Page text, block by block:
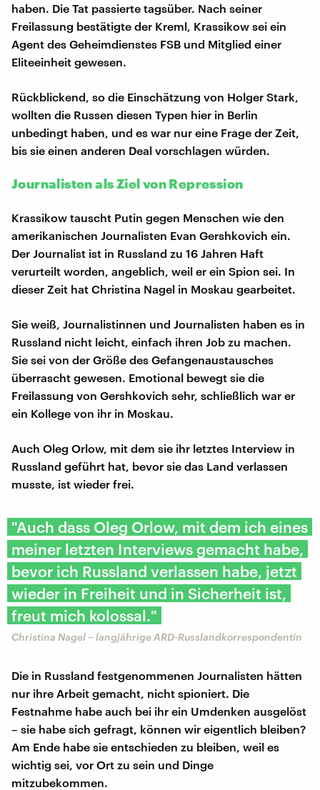
haben. Die Tat passierte tagsüber. Nach seiner
Freilassung bestätigte der Kreml, Krassikow sei ein
Agent des Geheimdienstes FSB und Mitglied einer
Eliteeinheit gewesen.
Rückblickend, so die Einschätzung von Holger Stark,
wollten die Russen diesen Typen hier in Berlin
unbedingt haben, und es war nur eine Frage der Zeit,
bis sie einen anderen Deal vorschlagen würden.
Journalisten als Ziel von Repression
Krassikow tauscht Putin gegen Menschen wie den
amerikanischen Journalisten Evan Gershkovich ein.
Der Journalist ist in Russland zu 16 Jahren Haft
verurteilt worden, angeblich, weil er ein Spion sei. In
dieser Zeit hat Christina Nagel in Moskau gearbeitet.
Sie weiß, Journalistinnen und Journalisten haben es in
Russland nicht leicht, einfach ihren Job zu machen.
Sie sei von der Größe des Gefangenaustausches
überrascht gewesen. Emotional bewegt sie die
Freilassung von Gershkovich sehr, schließlich war er
ein Kollege von ihr in Moskau.
Auch Oleg Orlow, mit dem sie ihr letztes Interview in
Russland geführt hat, bevor sie das Land verlassen
musste, ist wieder frei.
"Auch dass Oleg Orlow, mit dem ich eines
meiner letzten Interviews gemacht habe,
bevor ich Russland verlassen habe, jetzt
wieder in Freiheit und in Sicherheit ist,
freut mich kolossal."
Christina Nagel – langjährige ARD-Russlandkorrespondentin
Die in Russland festgenommenen Journalisten hätten
nur ihre Arbeit gemacht, nicht spioniert. Die
Festnahme habe auch bei ihr ein Umdenken ausgelöst
– sie habe sich gefragt, können wir eigentlich bleiben?
Am Ende habe sie entschieden zu bleiben, weil es
wichtig sei, vor Ort zu sein und Dinge
mitzubekommen.